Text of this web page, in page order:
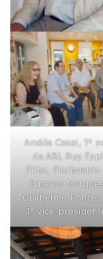
Amália Casal, 1ª
da ABI, Ruy
Filho,
Ernesto
Guilherme Pontes
1º vice-